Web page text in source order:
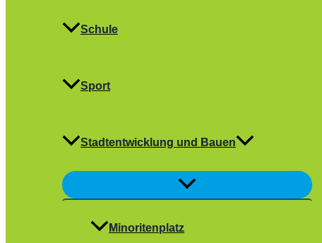
Schule
Sport
Stadtentwicklung und Bauen
Menü
Minoritenplatz